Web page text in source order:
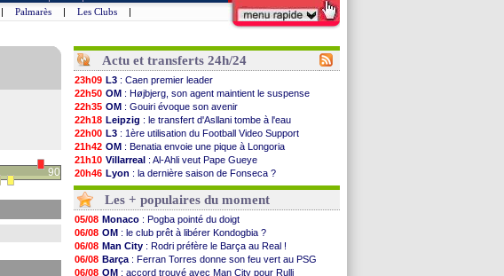
| Palmarès | Les Clubs |
90
Actu et transferts 24h/24
23h09 L3 : Caen premier leader
22h50 OM : Højbjerg, son agent maintient le suspense
22h35 OM : Gouiri évoque son avenir
22h18 Leipzig : le transfert d'Asllani tombe à l'eau
22h00 L3 : 1ère utilisation du Football Video Support
21h42 OM : Benatia envoie une pique à Longoria
21h10 Villarreal : Al-Ahli veut Pape Gueye
20h46 Lyon : la dernière saison de Fonseca ?
20h30 OM: un nouveau prétendant pour Højbjerg
20h01
Brest: un gardien norvégien en approche ?
19h18 OM: McCourt a versé 120 M€ en 2026
19h09
PSG: 4 retours dans le groupe face à Man Utd ...
18h48
Nice: Kevin Carlos va partir en Italie
18h37
L1: prison avec sursis requis contre un arbitre
18h29
Leganés: c'est signé pour Luca Zidane (off.)
Les + populaires du moment
05/08 Monaco : Pogba pointé du doigt
06/08 OM : le club prêt à libérer Kondogbia ?
06/08 Man City : Rodri préfère le Barça au Real !
06/08 Barça : Ferran Torres donne son feu vert au PSG
06/08 OM : accord trouvé avec Man City pour Rulli